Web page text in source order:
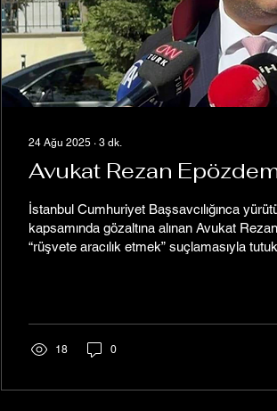
24 Ağu 2025 ∙ 3 dk.
Avukat Rezan
İstanbul Cumhuriyet Başsavcılığınca
kapsamında gözaltına alınan Avukat
“rüşvete aracılık etmek” suçlamasıyla
18 0